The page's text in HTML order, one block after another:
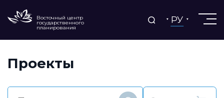
Восточный центр
государственного
планирования
РУ
Проекты